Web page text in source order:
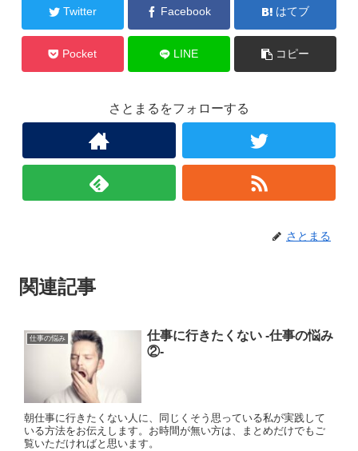
Twitter Facebook はてブ
Pocket LINE コピー
さとまるをフォローする
さとまる
関連記事
仕事の悩み
仕事に行きたくない ‐仕事の悩み
②‐
朝仕事に行きたくない人に、同じくそう思っている私が実践して
いる方法をお伝えします。お時間が無い方は、まとめだけでもご
覧いただければと思います。